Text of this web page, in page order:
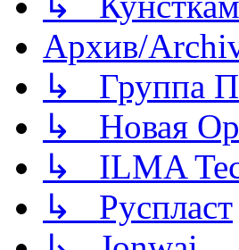
Архив/
↳ Группа
↳ Новая
↳ ILMA
↳ Руспласт